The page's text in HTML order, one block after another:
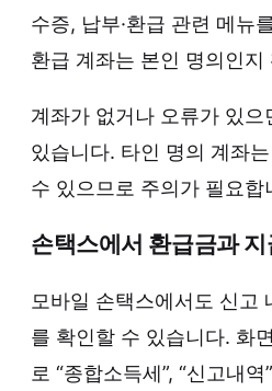
수증, 납부·환급 관련 메뉴
환급 계좌는 본인 명의인지
계좌가 없거나 오류가 있으
있습니다. 타인 명의 계좌
수 있으므로 주의가 필요합
손택스에서 환급금과
모바일 손택스에서도 신고
를 확인할 수 있습니다. 화
로 “종합소득세”, “신고내역